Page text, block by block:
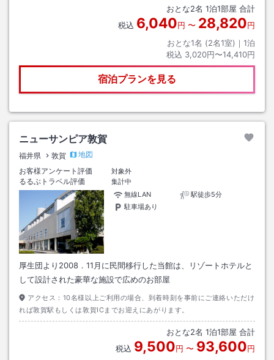
おとな2名 1泊1部屋 合計
税込 6,040円 〜 28,820円
おとな1名 (2名1室)｜ 1泊
税込 3,020円〜14,410円
宿泊プランを見る
ニューサンピア敦賀
福井県 敦賀
地図
お客様アンケート評価
対象外
るるぶトラベル評価
集計中
無線LAN
駅徒歩5分
駐車場あり
厚生団より2008．11月に民間移行した当館は、リゾートホテルと
して設計された豪華な施設で広めのお部屋
アクセス： 10名様以上ご利用の場合、到着時刻を事前にご連絡いただけ
れば敦賀駅もしくは敦賀ICまでお迎えにあがります。
おとな2名 1泊1部屋 合計
税込 9,500円 〜 93,600円